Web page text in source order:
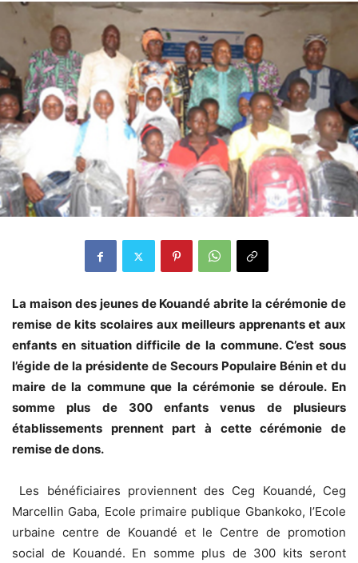
La maison des jeunes de Kouandé abrite la cérémonie de
remise de kits scolaires aux meilleurs apprenants et aux
enfants en situation difficile de la commune. C’est sous
l’égide de la présidente de Secours Populaire Bénin et du
maire de la commune que la cérémonie se déroule. En
somme plus de 300 enfants venus de plusieurs
établissements prennent part à cette cérémonie de
remise de dons.
Les bénéficiaires proviennent des Ceg Kouandé, Ceg
Marcellin Gaba, Ecole primaire publique Gbankoko, l’Ecole
urbaine centre de Kouandé et le Centre de promotion
social de Kouandé. En somme plus de 300 kits seront